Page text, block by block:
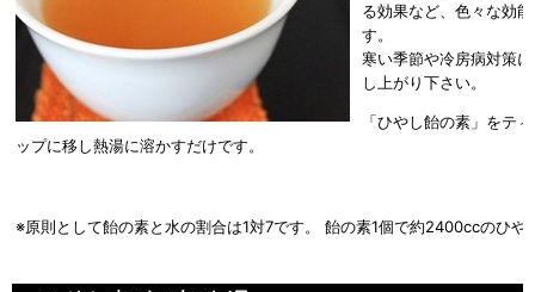
る効果など、色々な効
す。
寒い季節や冷房病対策
し上がり下さい。
「ひやし飴の素」をテ
ップに移し熱湯に溶かすだけです。
※原則として飴の素と水の割合は1対7です。 飴の素1個で約2400ccのひや